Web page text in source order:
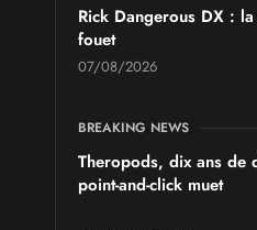
SALONS & CONVENTIONS
Japan Manga Wave
Rick Dangerous DX :
fouet
07/08/2026
BREAKING NEWS
Theropods, dix ans de
point-and-click muet